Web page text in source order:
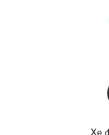
Xe